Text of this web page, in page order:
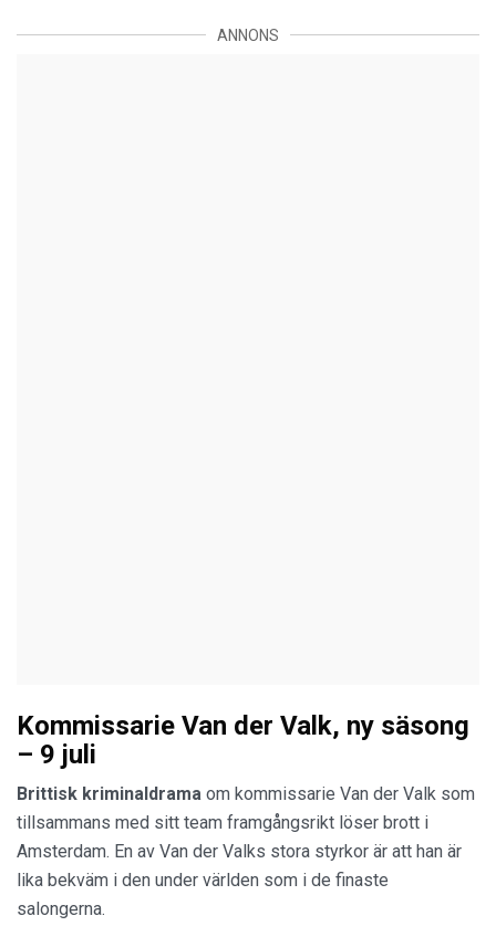
ANNONS
Kommissarie Van der Valk, ny säsong
– 9 juli
Brittisk kriminaldrama om kommissarie Van der Valk som
tillsammans med sitt team framgångsrikt löser brott i
Amsterdam. En av Van der Valks stora styrkor är att han är
lika bekväm i den under världen som i de finaste
salongerna.